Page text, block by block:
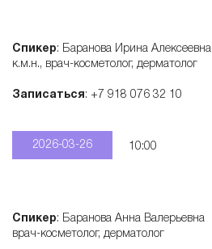
Спикер: Баранова Ирина Алексеевна
к.м.н., врач-косметолог, дерматолог
Записаться: +7 918 076 32 10
2026-03-26 10:00
Спикер: Баранова Анна Валерьевна
врач-косметолог, дерматолог